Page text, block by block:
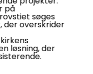
på
søges
overskrider
løsning, der